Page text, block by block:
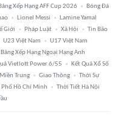
Xếp Hạng AFF Cup 2026
Bóng Đá
Lionel Messi
Lamine Yamal
Giới Pháp Luật Xã Hội
Tin Bão
U23 Việt Nam
U17 Việt Nam
Bảng Xếp Hạng Ngoại Hạng Anh
Vietlott Power 6/55
Kết Quả Xổ Số
Trung Giao Thông
Thời Sự
Hồ Chí Minh
Thời Tiết Hà Nội